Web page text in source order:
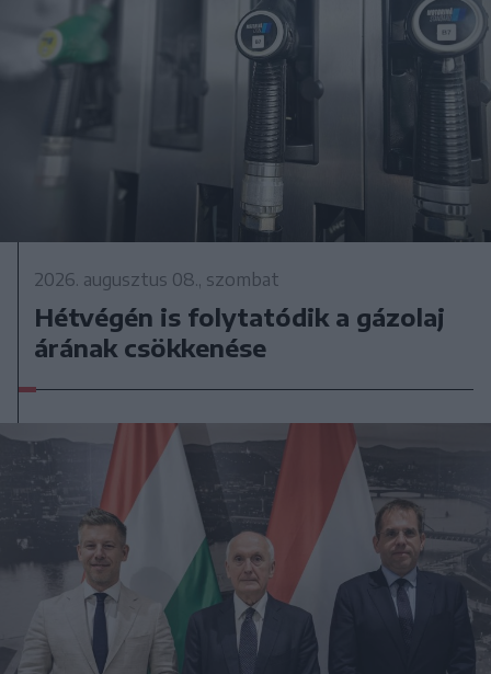
2026. augusztus 08., szombat
Hétvégén is folytatódik a gázolaj
árának csökkenése